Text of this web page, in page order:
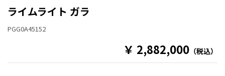
ライムライト ガラ
PGG0A45152
￥ 2,882,000 （税込）